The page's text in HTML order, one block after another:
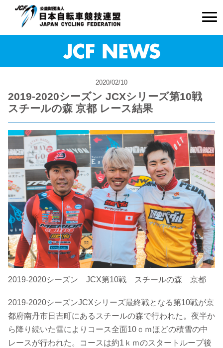
2020/02/10
2019-2020シーズン JCXシリーズ第10戦
スチールの森 京都 レース結果
2019-2020シーズン JCX第10戦 スチールの森 京都
2019-2020シーズンJCXシリーズ最終戦となる第10戦が京
都府南丹市日吉町にあるスチールの森で行われた。夜半か
ら降り続いた雪によりコース全面10ｃｍほどの積雪の中
レースが行われた。コースは約1ｋｍのスタートループ後